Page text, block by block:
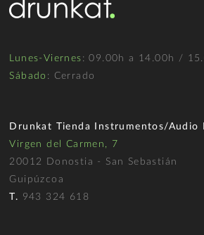
Lunes-Viernes : 09.00h a 14.00h /
Sábado : Cerrado
Drunkat Tienda Instrumentos/Audio
Virgen del Carmen, 7
20012 Donostia - San Sebastián
Guipúzcoa
T. 943 324 618